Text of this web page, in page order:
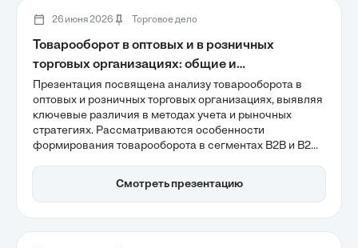
26 июня 2026 Торговое дело
Товарооборот в оптовых и в розничных
торговых организациях: общие и
отличительные характеристики
Презентация посвящена анализу товарооборота в
оптовых и розничных торговых организациях, выявляя
ключевые различия в методах учета и рыночных
стратегиях. Рассматриваются особенности
формирования товарооборота в сегментах B2B и B2C,
процессы. Углубленный анализ поможет понять, как
оптимизация товарных потоков и адаптация к
Смотреть презентацию